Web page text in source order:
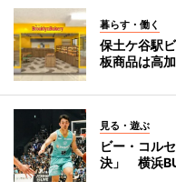
暮らす・働く
保土ケ谷駅
板商品は高
見る・遊ぶ
ビー・コル
決」 横浜